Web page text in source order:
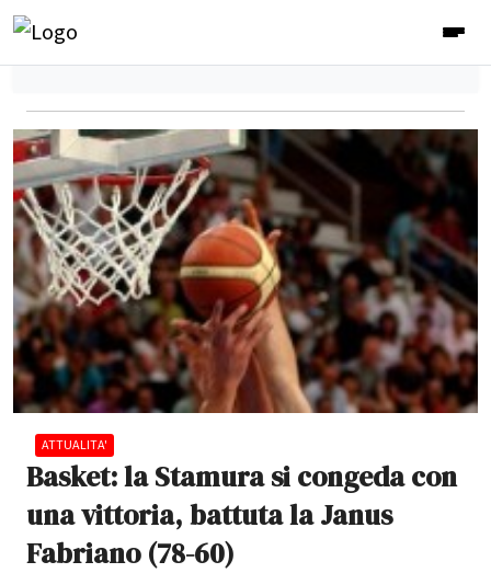
ATTUALITA'
Basket: la Stamura si congeda con
una vittoria, battuta la Janus
Fabriano (78-60)